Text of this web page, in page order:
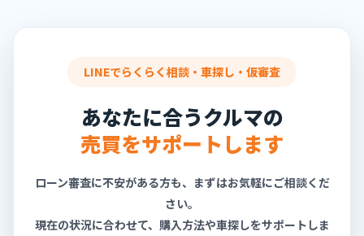
LINEでらくらく相談・車探し・仮審査
あなたに合うクルマの
売買をサポートします
ローン審査に不安がある方も、まずはお気軽にご相談くだ
さい。
現在の状況に合わせて、購入方法や車探しをサポートしま